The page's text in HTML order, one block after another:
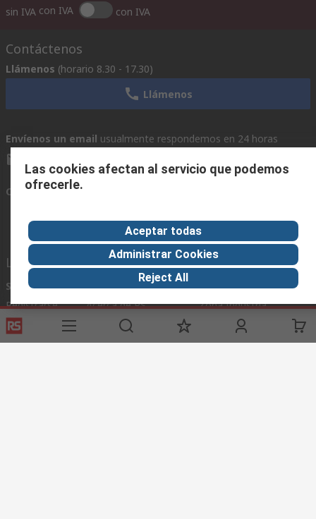
sin IVA con IVA con IVA
Contáctenos
Llámenos (horario 8.30 - 17.30)
Llámenos
Envíenos un email usualmente respondemos en 24 horas
Conectar con nosotros
Links de ayuda
Servicios
Registrarse
Entrega
Pago
Acerca de RS
Acerca de RS
En el mundo
Grupo corporativo
Industria
Zona Industria
Fabricación
Las cookies afectan al servicio que podemos
ofrecerle.
Aceptar todas
Administrar Cookies
Reject All